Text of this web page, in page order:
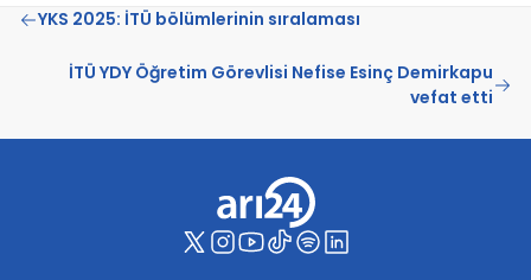
YKS 2025: İTÜ bölümlerinin sıralaması
İTÜ YDY Öğretim Görevlisi Nefise Esinç Demirkapu
vefat etti